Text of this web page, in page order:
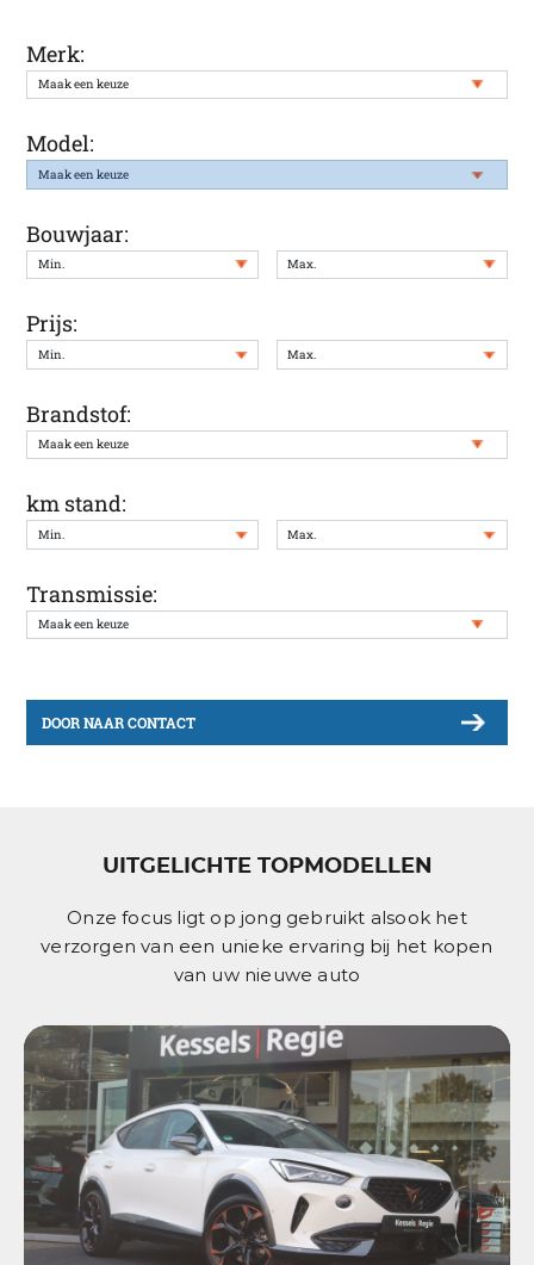
Merk:
Model:
Bouwjaar:
Prijs:
Brandstof:
km stand:
Transmissie:
DOOR NAAR CONTACT
UITGELICHTE TOPMODELLEN
Onze focus ligt op jong gebruikt alsook het
verzorgen van een unieke ervaring bij het kopen
van uw nieuwe auto